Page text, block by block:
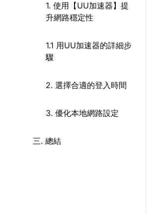
1. 使用【UU加速器】提
升網路穩定性
1.1 用UU加速器的詳細步
驟
2. 選擇合適的登入時間
3. 優化本地網路設定
三. 總結